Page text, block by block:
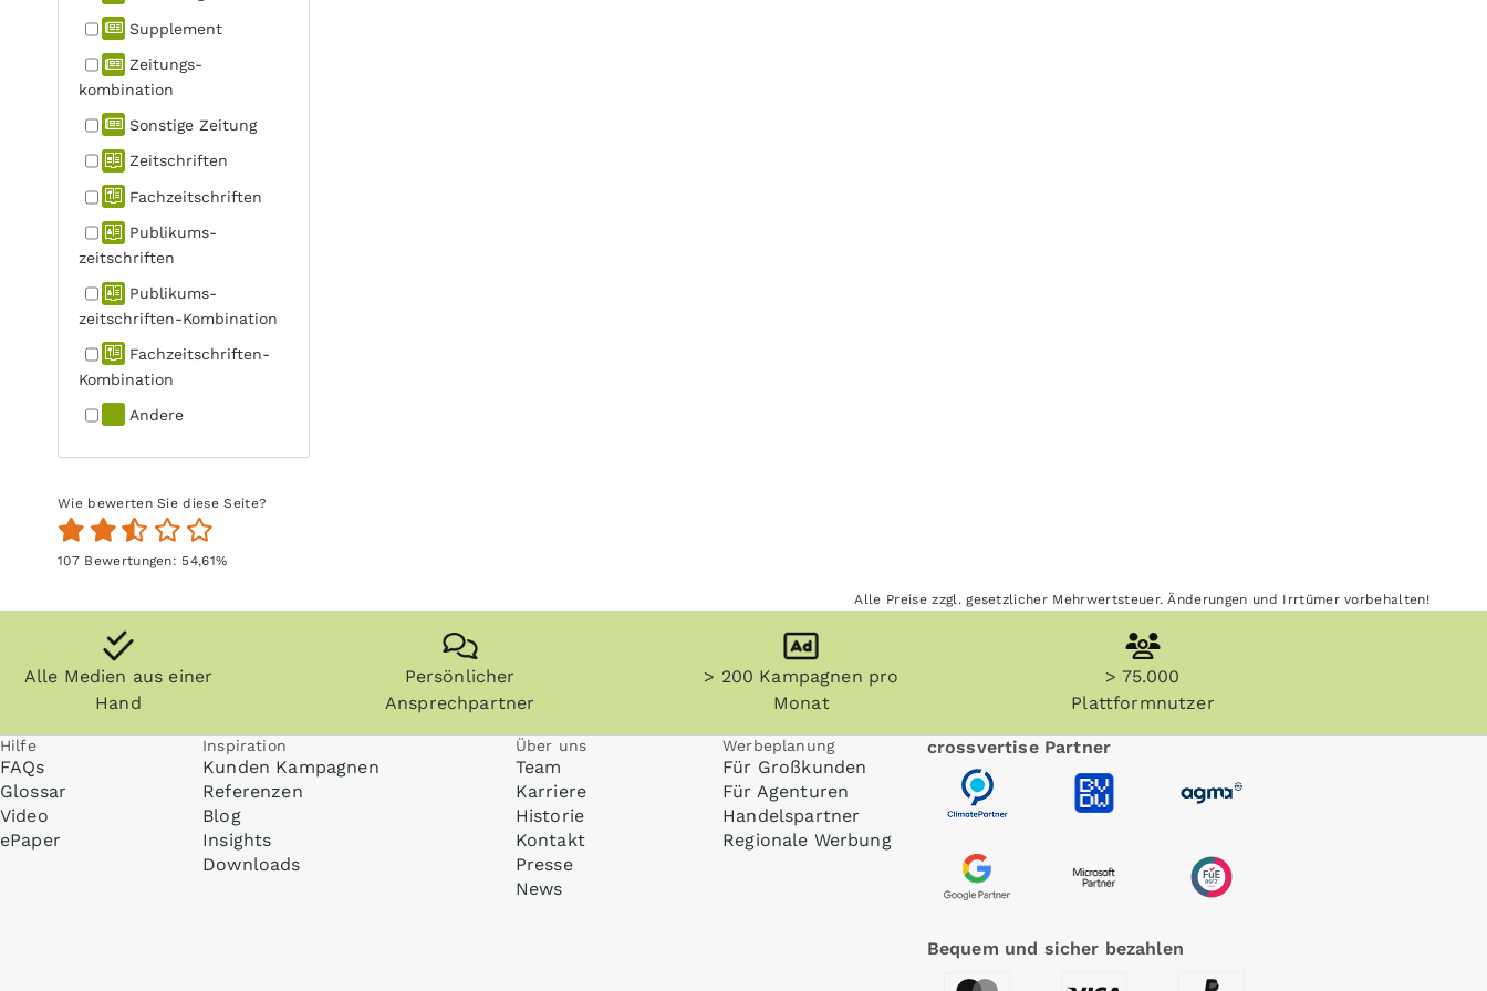
Supplement
Zeitungs­
kombination
Sonstige Zeitung
Zeitschriften
Fachzeit­schriften
Publikums­
zeitschriften
Publikums­
zeitschriften-Kombination
Fachzeit­schriften-
Kombination
Andere
Wie bewerten Sie diese Seite?
107Bewertungen: 54,61%
Alle Preise zzgl. gesetzlicher Mehrwertsteuer. Änderungen und Irrtümer vorbehalten!
Alle Medien aus einer
Hand
Persönlicher
Ansprechpartner
> 200 Kampagnen pro
Monat
> 75.000
Plattformnutzer
Hilfe
FAQs
Glossar
Video
ePaper
Inspiration
Kunden Kampagnen
Referenzen
Blog
Insights
Downloads
Über uns
Team
Karriere
Historie
Kontakt
Presse
News
Werbeplanung
Für Großkunden
Für Agenturen
Handelspartner
Regionale Werbung
crossvertise Partner
Bequem und sicher bezahlen